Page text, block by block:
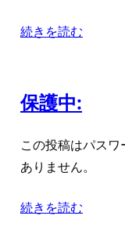
続きを読む
保護中:
この投稿はパス
ありません。
続きを読む